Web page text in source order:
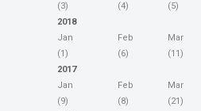
(3)
(4)
(5)
2018
Jan
(1)
Feb
(6)
Mar
(11)
2017
Jan
(9)
Feb
(8)
Mar
(21)